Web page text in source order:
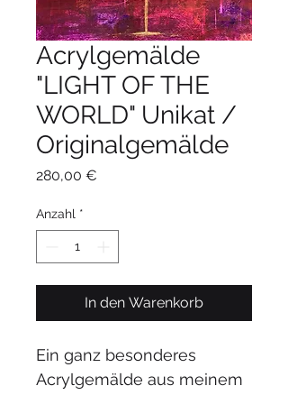
Acrylgemälde
"LIGHT OF THE
WORLD" Unikat /
Originalgemälde
280,00 €
Anzahl *
In den Warenkorb
Ein ganz besonderes
Acrylgemälde aus meinem